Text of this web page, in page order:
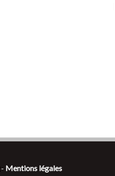
- Mentions légales